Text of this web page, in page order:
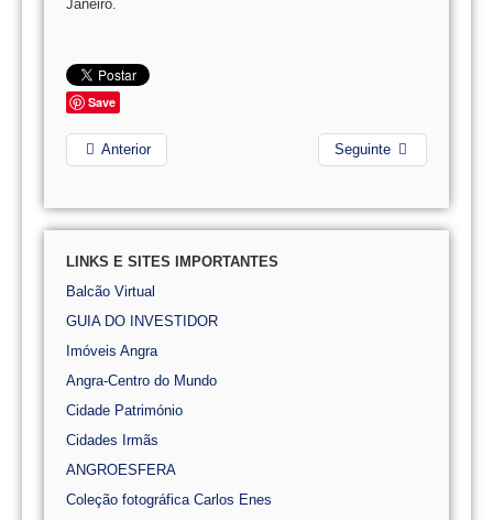
Janeiro.
Save
Anterior Seguinte
LINKS E SITES IMPORTANTES
Balcão Virtual
GUIA DO INVESTIDOR
Imóveis Angra
Angra-Centro do Mundo
Cidade Património
Cidades Irmãs
ANGROESFERA
Coleção fotográfica Carlos Enes